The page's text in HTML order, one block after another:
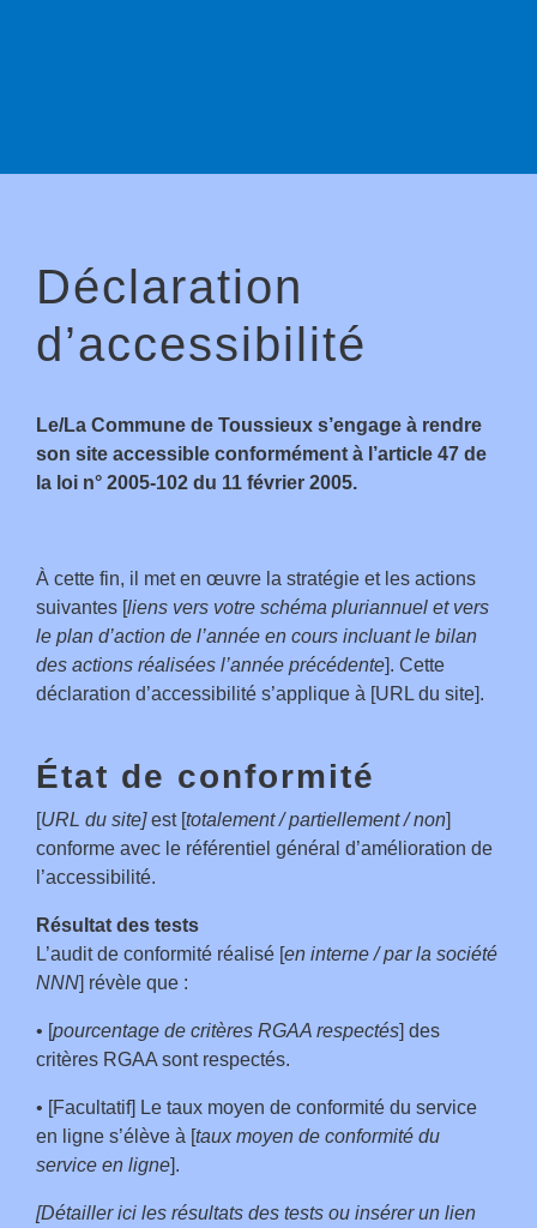
Déclaration
d’accessibilité
Le/La Commune de Toussieux s’engage à rendre
son site accessible conformément à l’article 47 de
la loi n° 2005-102 du 11 février 2005.
À cette fin, il met en œuvre la stratégie et les actions
suivantes [liens vers votre schéma pluriannuel et vers
le plan d’action de l’année en cours incluant le bilan
des actions réalisées l’année précédente]. Cette
déclaration d’accessibilité s’applique à [URL du site].
État de conformité
[URL du site]est [totalement / partiellement / non]
conforme avec le référentiel général d’amélioration de
l’accessibilité.
Résultat des tests
L’audit de conformité réalisé [en interne / par la société
NNN] révèle que :
• [pourcentage de critères RGAA respectés] des
critères RGAA sont respectés.
• [Facultatif] Le taux moyen de conformité du service
en ligne s’élève à [taux moyen de conformité du
service en ligne].
[Détailler ici les résultats des tests ou insérer un lien